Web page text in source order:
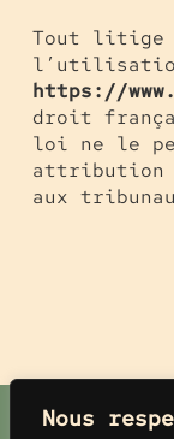
Nous
Tout litige
https://
droit
loi ne le
attribution
aux